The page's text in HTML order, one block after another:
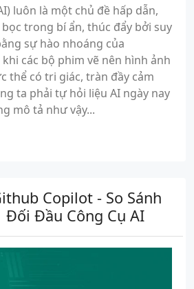
luôn là một chủ đề hấp dẫn,
trong bí ẩn, thúc đẩy bởi suy
sự hào nhoáng của
các bộ phim vẽ nên hình ảnh
thể có tri giác, tràn đầy cảm
ta phải tự hỏi liệu AI ngày nay
mô tả như vậy...
Copilot - So Sánh
Đối Đầu Công Cụ AI